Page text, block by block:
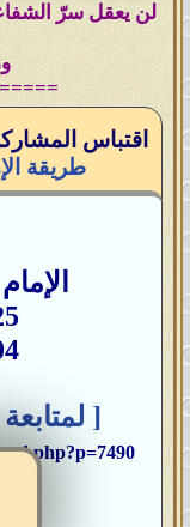
لن يعقل سرّ
اقتباس
طريقة
25 - 09 -
04 - 09 -
[